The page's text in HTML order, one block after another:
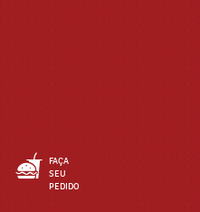
FAÇA
SEU
PEDIDO